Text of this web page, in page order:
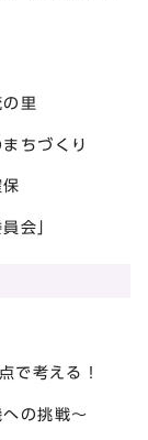
里
ちづくり
会」
考える！
の挑戦～